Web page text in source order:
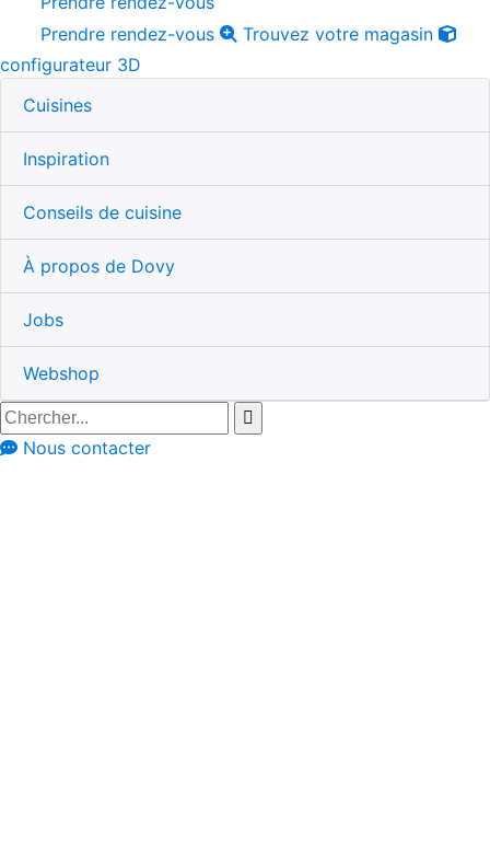
Prendre rendez-vous
Trouvez votre magasin
configurateur 3D
Cuisines
Inspiration
Conseils de cuisine
À propos de Dovy
Jobs
Webshop
Nous contacter